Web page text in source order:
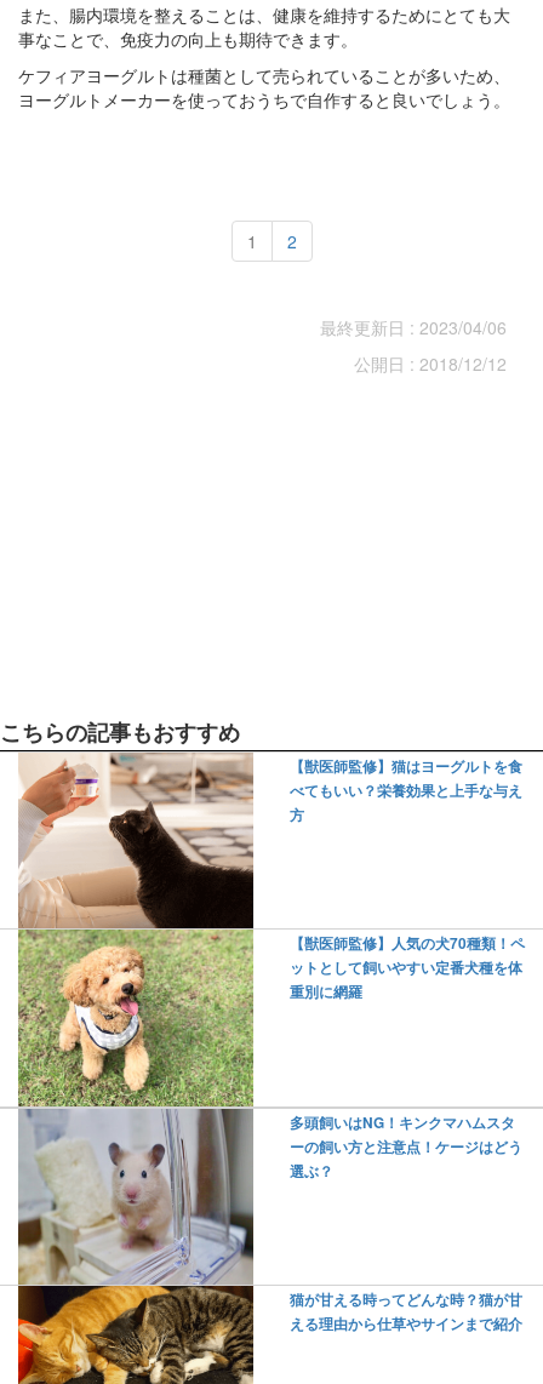
また、腸内環境を整えることは、健康を維持するためにとても大
事なことで、免疫力の向上も期待できます。
ケフィアヨーグルトは種菌として売られていることが多いため、
ヨーグルトメーカーを使っておうちで自作すると良いでしょう。
1 2
最終更新日 : 2023/04/06
公開日 : 2018/12/12
こちらの記事もおすすめ
【獣医師監修】猫はヨーグルトを食
べてもいい？栄養効果と上手な与え
方
【獣医師監修】人気の犬70種類！ペ
ットとして飼いやすい定番犬種を体
重別に網羅
多頭飼いはNG！キンクマハムスタ
ーの飼い方と注意点！ケージはどう
選ぶ？
猫が甘える時ってどんな時？猫が甘
える理由から仕草やサインまで紹介